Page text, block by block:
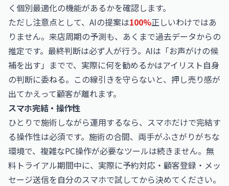
く個別最適化の機能があるかを確認します。
ただし注意点として、AIの提案は100%正しいわけではあ
りません。来店周期の予測も、あくまで過去データからの
推定です。最終判断は必ず人が行う。AIは「お声がけの候
補を出す」までで、実際に何を勧めるかはアイリスト自身
の判断に委ねる。この線引きを守らないと、押し売り感が
出てかえって顧客が離れます。
スマホ完結・操作性
ひとりで施術しながら運用するなら、スマホだけで完結す
る操作性は必須です。施術の合間、両手がふさがりがちな
環境で、複雑なPC操作が必要なツールは続きません。無
料トライアル期間中に、実際に予約対応・顧客登録・メッ
セージ送信を自分のスマホで試してから決めてください。